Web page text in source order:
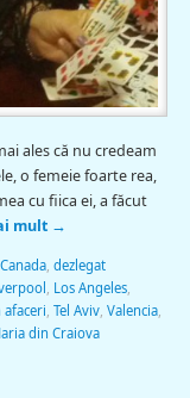
ales că nu credeam
o femeie foarte rea,
cu fiica ei, a făcut
mult →
Canada, dezlegat
Los Angeles,
Tel Aviv, Valencia,
din Craiova